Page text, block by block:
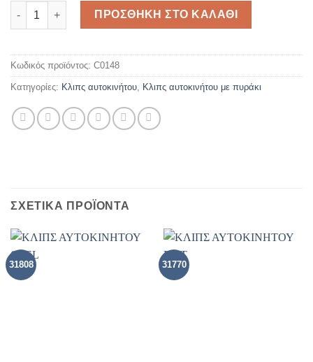
ΚΛΙΠΣ ΑΥΤΟΚΙΝΗΤΟΥ ποσότητα
ΠΡΟΣΘΗΚΗ ΣΤΟ ΚΑΛΑΘΙ
Κωδικός προϊόντος: C0148
Κατηγορίες: Κλιπς αυτοκινήτου, Kλιπς αυτοκινήτου με πυράκι
ΣΧΕΤΙΚΑ ΠΡΟΪΟΝΤΑ
31808 31770